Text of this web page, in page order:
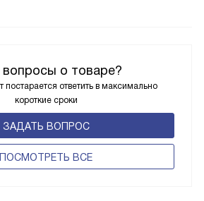
вопросы о товаре?
ответить в максимально
короткие сроки
ЗАДАТЬ ВОПРОС
ПОCМОТРЕТЬ ВСЕ